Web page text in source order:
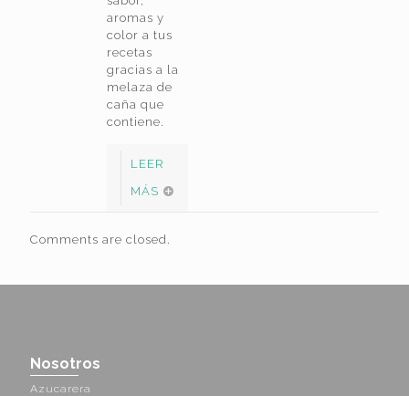
aromas y
color a tus
recetas
gracias a la
melaza de
caña que
contiene.
LEER
MÁS
Comments are closed.
Nosotros
Azucarera